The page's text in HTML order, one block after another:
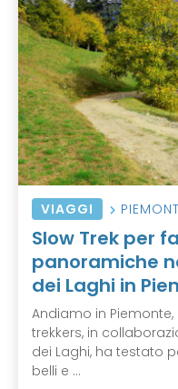
VIAGGI
Slow Trek per
panoramiche
dei Laghi in
Andiamo in
trekkers, in
dei Laghi, ha testato
belli e ...